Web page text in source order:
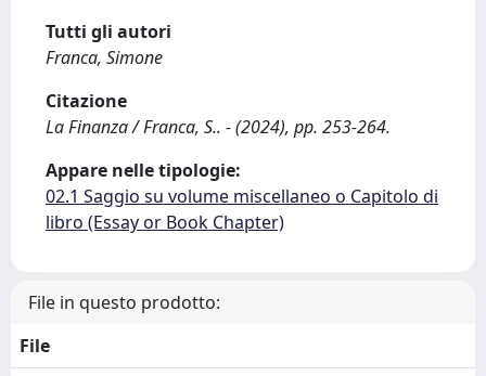
Tutti gli autori
Franca, Simone
Citazione
La Finanza / Franca, S.. - (2024), pp. 253-264.
Appare nelle tipologie:
02.1 Saggio su volume miscellaneo o Capitolo di
libro (Essay or Book Chapter)
File in questo prodotto:
File